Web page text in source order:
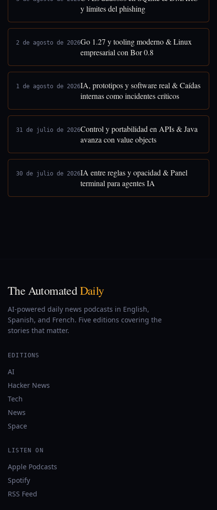
y límites del phishing
2 de agosto de 2026Go 1.27 y tooling moderno & Linux
empresarial con Bor 0.8
1 de agosto de 2026IA, prototipos y software real & Caídas
internas como incidentes críticos
31 de julio de 2026Control y portabilidad en APIs & Java
avanza con value objects
30 de julio de 2026IA entre reglas y opacidad & Panel
terminal para agentes IA
The AutomatedDaily
AI-powered daily news podcasts in English,
Spanish, and French. Five editions covering the
stories that matter.
EDITIONS
AI
Hacker News
Tech
News
Space
LISTEN ON
Apple Podcasts
Spotify
RSS Feed